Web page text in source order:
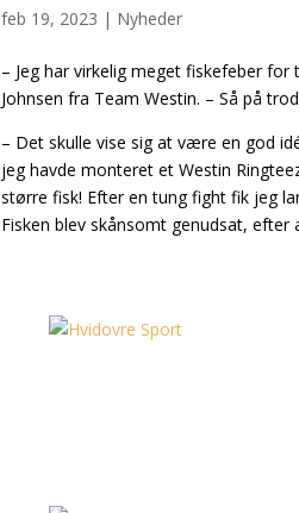
feb 19, 2023 | Nyheder
– Jeg har virkelig meget fiskefeber
Johnsen fra Team Westin. – Så på
– Det skulle vise sig at være en god
jeg havde monteret et Westin
større fisk! Efter en tung fight fik jeg
Fisken blev skånsomt genudsat,